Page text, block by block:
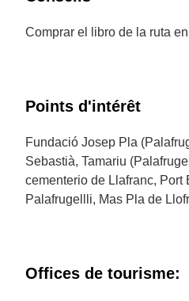
latina: el
Die irae, dies illa
Comprar el libro de la ruta
Points d'intérêt
Fundació Josep Pla
Sebastià, Tamariu
cementerio de Llafranc, Port
Palafrugellli, Mas Pla de
Offices de tourisme: